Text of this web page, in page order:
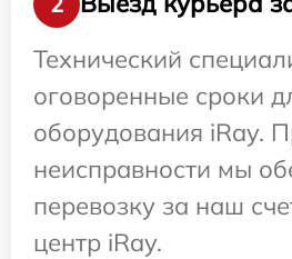
Технический
оговоренные сроки
оборудования iRay.
неисправности мы
перевозку за наш
центр iRay.